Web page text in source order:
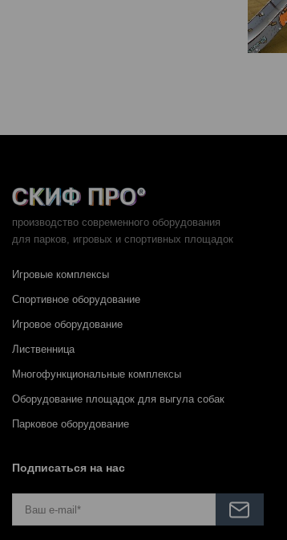
производство современного оборудования
для парков, игровых и спортивных площадок
Игровые комплексы
Спортивное оборудование
Игровое оборудование
Лиственница
Многофункциональные комплексы
Оборудование площадок для выгула собак
Парковое оборудование
Подписаться на нас